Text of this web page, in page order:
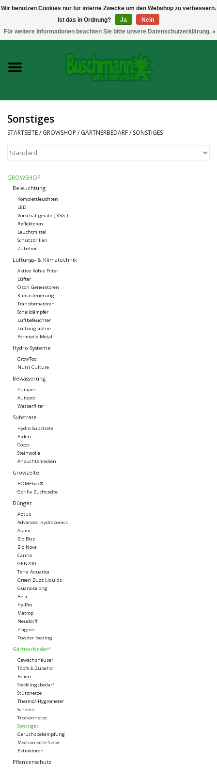
Growshop
Messtechnik
Headshop
Vaporizer
CBD und Hanfextrakte
Marken
Sonstiges
STARTSEITE/ GROWSHOP / GÄRTNERBEDARF/ SONSTIGES
GROWSHOP
Beleuchtung
Komplettleuchten
LED
Vorschaltgeräte ( VSG )
Reflektoren
Leuchtmittel
Schutzbrillen
Zubehör
Lüftungs- & Klimatechnik
Aktive Kohle Filter
Lüfter
Ozon Generatoren
Klimasteuerung
Transformatoren
Schalldämpfer
Luftbefeuchter
Lüftungsrohre
Formteile Metall
Hydro Systeme
GrowTool
Nutri Culture
Bewässerung
Pumpen
Autopot
Wasserfilter
Substrate
Hydro Substrate
Erden
Cocos
Steinwolle
Anzuchtsmedien
Growzelte
HOMEbox®
Gorilla Zuchtzelte
Dünger
Aptus
Advanced Hydroponics
Atami
Bio Bizz
Bio Nova
Canna
GEN200
Terra Aquatica
Green Buzz Liquids
Guanokalong
Hesi
Hy-Pro
Metrop
Neudorff
Plagron
Powder feeding
Gärtnerbedarf
Gewächshäuser
Töpfe & Zubehör
Folien
Stecklingsbedarf
Stütznetze
Thermo/-Hygrometer
Scheren
Trockennetze
Sonstiges
Geruchsbekämpfung
Mechanische Siebe
Extraktoren
Pflanzenschutz
Wir benutzen Cookies nur für interne Zwecke um den Webshop zu verbessern.
Ist das in Ordnung?
Ja
Nein
Für weitere Informationen beachten Sie bitte unsere Datenschutzerklärung. »